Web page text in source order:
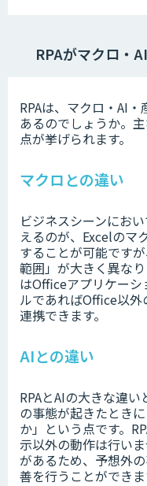
RPAがマクロ・
RPAは、マクロ・AI
あるのでしょうか。
点が挙げられます。
マクロとの違い
ビジネスシーンにお
えるのが、Excelのマ
することが可能です
範囲」が大きく異な
はOfficeアプリケーシ
ルであればOffice以外
連携できます。
AIとの違い
RPAとAIの大きな違
の事態が起きたとき
か」という点です。
示以外の動作は行い
があるため、予想外
善を行うことができま